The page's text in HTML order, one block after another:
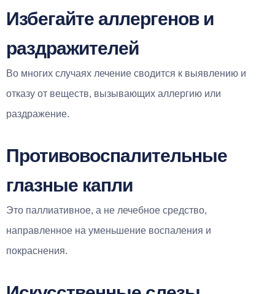
Избегайте аллергенов и
раздражителей
Во многих случаях лечение сводится к выявлению и
отказу от веществ, вызывающих аллергию или
раздражение.
Противовоспалительные
глазные капли
Это паллиативное, а не лечебное средство,
направленное на уменьшение воспаления и
покраснения.